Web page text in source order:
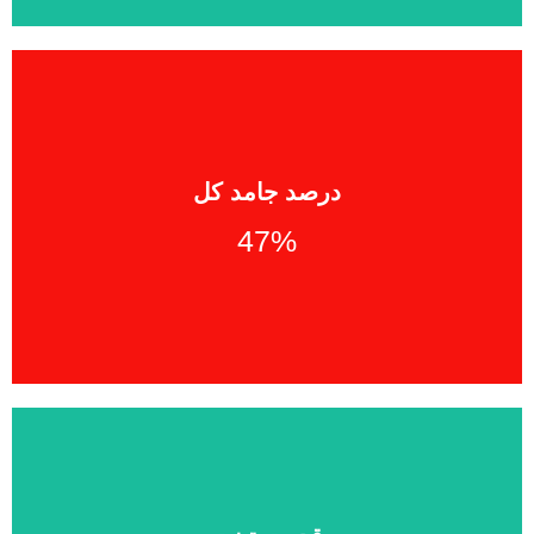
درصد جامد کل
47%
Total solid content
47%